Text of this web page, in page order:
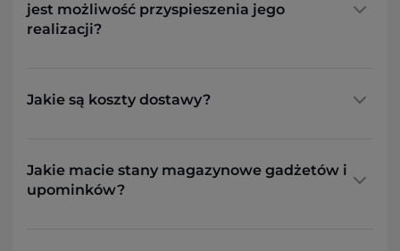
jest możliwość przyspieszenia jego
realizacji?
Jakie są koszty dostawy?
Jakie macie stany magazynowe gadżetów i
upominków?